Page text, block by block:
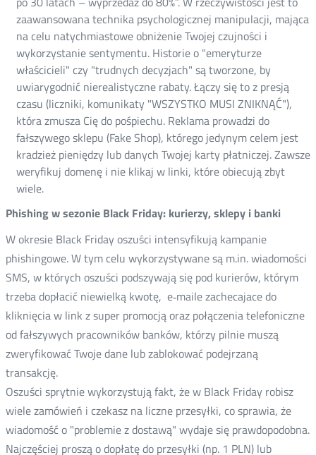
zaawansowana technika psychologicznej manipulacji, mająca
na celu natychmiastowe obniżenie Twojej czujności i
wykorzystanie sentymentu. Historie o "emeryturze
właścicieli" czy "trudnych decyzjach" są tworzone, by
uwiarygodnić nierealistyczne rabaty. Łączy się to z presją
czasu (liczniki, komunikaty "WSZYSTKO MUSI ZNIKNĄĆ"),
która zmusza Cię do pośpiechu. Reklama prowadzi do
fałszywego sklepu (Fake Shop), którego jedynym celem jest
kradzież pieniędzy lub danych Twojej karty płatniczej. Zawsze
weryfikuj domenę i nie klikaj w linki, które obiecują zbyt
wiele.
Phishing w sezonie Black Friday: kurierzy, sklepy i banki
W okresie Black Friday oszuści intensyfikują kampanie
phishingowe. W tym celu wykorzystywane są m.in. wiadomości
SMS, w których oszuści podszywają się pod kurierów, którym
trzeba dopłacić niewielką kwotę, e‑maile zachecajace do
kliknięcia w link z super promocją oraz połączenia telefoniczne
od fałszywych pracowników banków, którzy pilnie muszą
zweryfikować Twoje dane lub zablokować podejrzaną
transakcję.
Oszuści sprytnie wykorzystują fakt, że w Black Friday robisz
wiele zamówień i czekasz na liczne przesyłki, co sprawia, że
wiadomość o "problemie z dostawą" wydaje się prawdopodobna.
Najczęściej proszą o dopłatę do przesyłki (np. 1 PLN) lub